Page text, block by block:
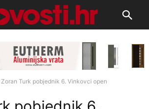
Zoran Turk pobjednik 6. Vinkovci open